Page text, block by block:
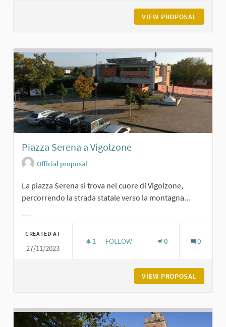
VIEW PROPOSAL
Piazza Serena a Vigolzone
Official proposal
La piazza Serena si trova nel cuore di Vigolzone,
percorrendo la strada statale verso la montagna...
CREATED AT
27/11/2023
1 1 FOLLOWER
FOLLOW 0 0
VIEW PROPOSAL